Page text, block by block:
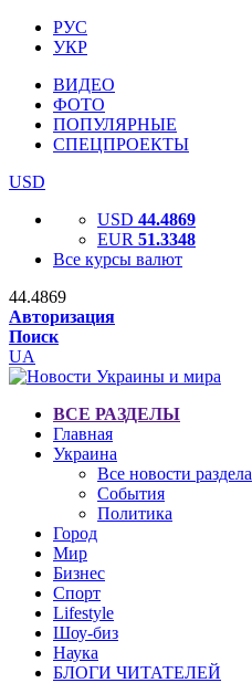
РУС
УКР
ВИДЕО
ФОТО
ПОПУЛЯРНЫЕ
СПЕЦПРОЕКТЫ
USD
USD 44.4869
EUR 51.3348
Все курсы валют
44.4869
Авторизация
Поиск
UA
ВСЕ РАЗДЕЛЫ
Главная
Украина
Все новости раздела
События
Политика
Город
Мир
Бизнес
Спорт
Lifestyle
Шоу-биз
Наука
БЛОГИ ЧИТАТЕЛЕЙ